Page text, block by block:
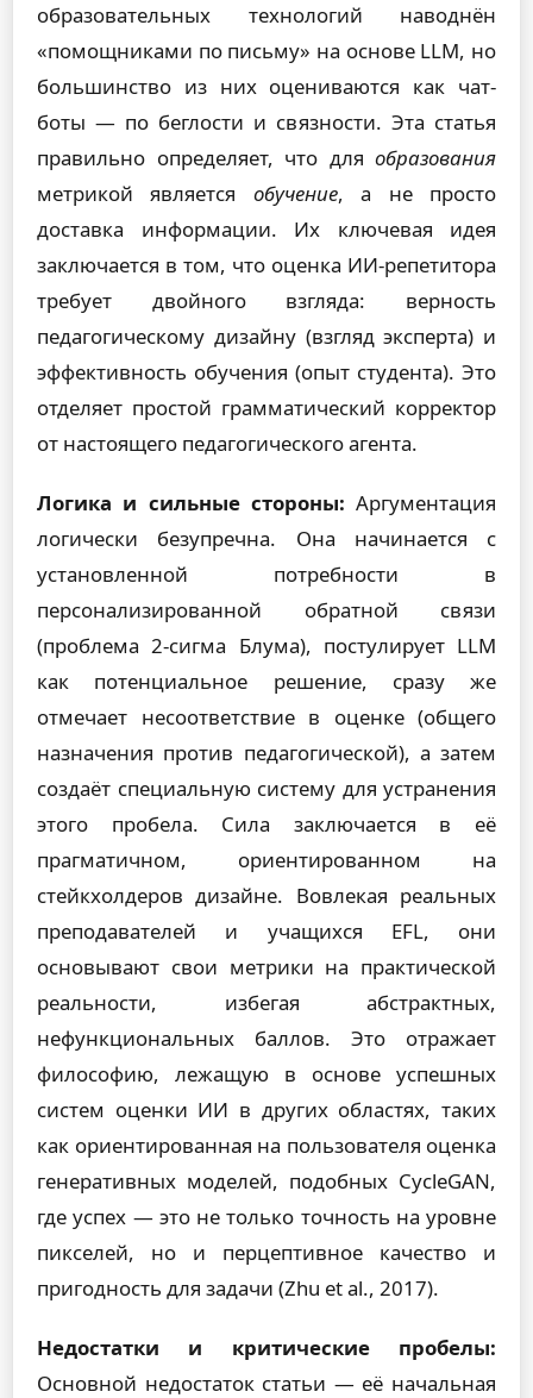
образовательных технологий наводнён
«помощниками по письму» на основе LLM, но
большинство из них оцениваются как чат-
боты — по беглости и связности. Эта статья
правильно определяет, что для образования
метрикой является обучение, а не просто
доставка информации. Их ключевая идея
заключается в том, что оценка ИИ-репетитора
требует двойного взгляда: верность
педагогическому дизайну (взгляд эксперта) и
эффективность обучения (опыт студента). Это
отделяет простой грамматический корректор
от настоящего педагогического агента.
Логика и сильные стороны: Аргументация
логически безупречна. Она начинается с
установленной потребности в
персонализированной обратной связи
(проблема 2-сигма Блума), постулирует LLM
как потенциальное решение, сразу же
отмечает несоответствие в оценке (общего
назначения против педагогической), а затем
создаёт специальную систему для устранения
этого пробела. Сила заключается в её
прагматичном, ориентированном на
стейкхолдеров дизайне. Вовлекая реальных
преподавателей и учащихся EFL, они
основывают свои метрики на практической
реальности, избегая абстрактных,
нефункциональных баллов. Это отражает
философию, лежащую в основе успешных
систем оценки ИИ в других областях, таких
как ориентированная на пользователя оценка
генеративных моделей, подобных CycleGAN,
где успех — это не только точность на уровне
пикселей, но и перцептивное качество и
пригодность для задачи (Zhu et al., 2017).
Недостатки и критические пробелы:
Основной недостаток статьи — её начальная